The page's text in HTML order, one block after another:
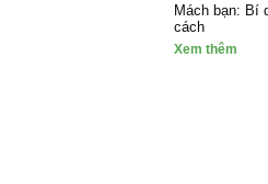
Mách bạn: Bí
cách
Xem thêm